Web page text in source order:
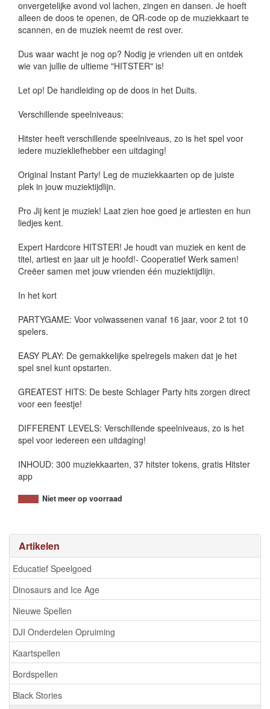
Artikelen
Educatief Speelgoed
Dinosaurs and Ice Age
Nieuwe Spellen
DJI Onderdelen Opruiming
Kaartspellen
Bordspellen
Black Stories
onvergetelijke avond vol lachen, zingen en dansen. Je hoeft
alleen de doos te openen, de QR-code op de muziekkaart te
scannen, en de muziek neemt de rest over.
Dus waar wacht je nog op? Nodig je vrienden uit en ontdek
wie van jullie de ultieme "HITSTER" is!
Let op! De handleiding op de doos in het Duits.
Verschillende speelniveaus:
Hitster heeft verschillende speelniveaus, zo is het spel voor
iedere muziekliefhebber een uitdaging!
Original Instant Party! Leg de muziekkaarten op de juiste
plek in jouw muziektijdlijn.
Pro Jij kent je muziek! Laat zien hoe goed je artiesten en hun
liedjes kent.
Expert Hardcore HITSTER! Je houdt van muziek en kent de
titel, artiest en jaar uit je hoofd!- Cooperatief Werk samen!
Creëer samen met jouw vrienden één muziektijdlijn.
In het kort
PARTYGAME: Voor volwassenen vanaf 16 jaar, voor 2 tot 10
spelers.
EASY PLAY: De gemakkelijke spelregels maken dat je het
spel snel kunt opstarten.
GREATEST HITS: De beste Schlager Party hits zorgen direct
voor een feestje!
DIFFERENT LEVELS: Verschillende speelniveaus, zo is het
spel voor iedereen een uitdaging!
INHOUD: 300 muziekkaarten, 37 hitster tokens, gratis Hitster
app
Niet meer op voorraad